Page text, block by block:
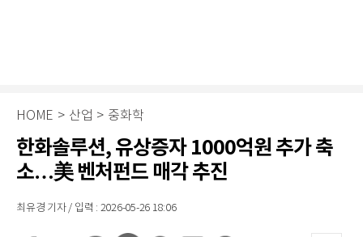
HOME > 산업 > 중화학
한화솔루션, 유상증자 1000억원 추가 축
소…美 벤처펀드 매각 추진
최유경 기자 / 입력 : 2026-05-26 18:06